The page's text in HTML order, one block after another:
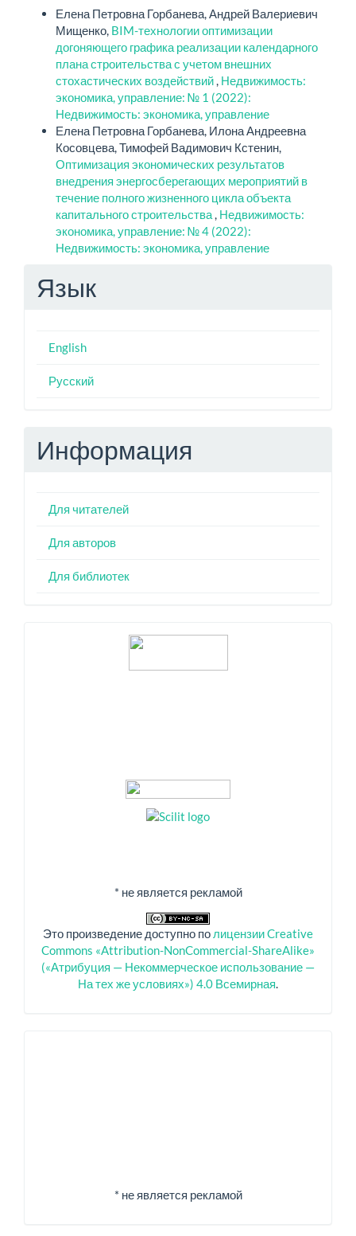
Елена Петровна Горбанева, Андрей Валериевич
Мищенко, BIM-технологии оптимизации
догоняющего графика реализации календарного
плана строительства с учетом внешних
стохастических воздействий, Недвижимость:
экономика, управление: № 1 (2022):
Недвижимость: экономика, управление
Елена Петровна Горбанева, Илона Андреевна
Косовцева, Тимофей Вадимович Кстенин,
Оптимизация экономических результатов
внедрения энергосберегающих мероприятий в
течение полного жизненного цикла объекта
капитального строительства, Недвижимость:
экономика, управление: № 4 (2022):
Недвижимость: экономика, управление
Язык
English
Русский
Информация
Для читателей
Для авторов
Для библиотек
Индексация
* не является рекламой
Это произведение доступно по лицензии Creative
Commons «Attribution-NonCommercial-ShareAlike»
(«Атрибуция — Некоммерческое использование —
На тех же условиях») 4.0 Всемирная.
* не является рекламой